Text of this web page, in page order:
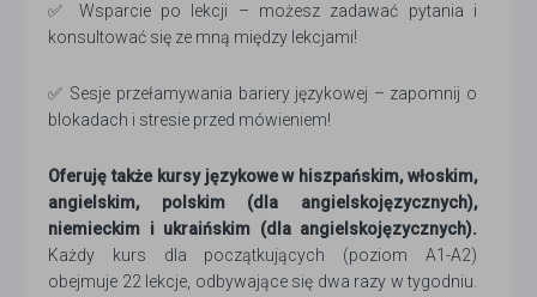
✅ Wsparcie po lekcji – możesz zadawać pytania i
konsultować się ze mną między lekcjami!
✅ Sesje przełamywania bariery językowej – zapomnij o
blokadach i stresie przed mówieniem!
Oferuję także kursy językowe w hiszpańskim, włoskim,
angielskim, polskim (dla angielskojęzycznych),
niemieckim i ukraińskim (dla angielskojęzycznych).
Każdy kurs dla początkujących (poziom A1-A2)
obejmuje 22 lekcje, odbywające się dwa razy w tygodniu.